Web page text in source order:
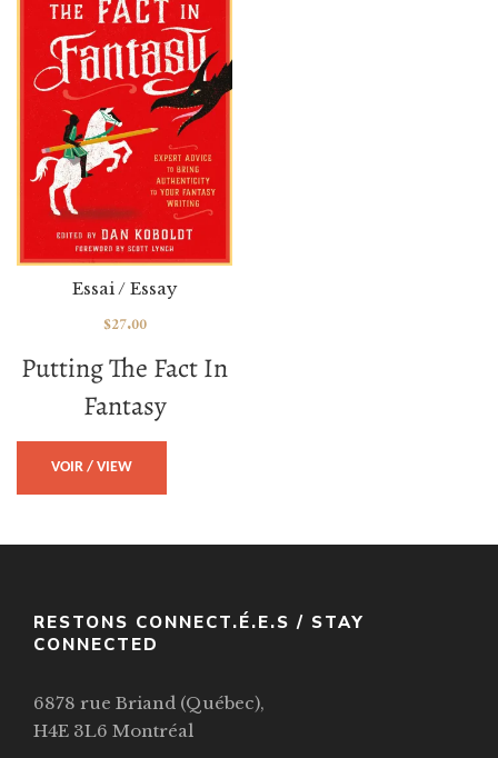
Putting The Fact In
Fantasy
Essai / Essay
$27.00
VOIR / VIEW
RESTONS CONNECT.É.E.S / STAY
CONNECTED
6878 rue Briand (Québec),
H4E 3L6 Montréal